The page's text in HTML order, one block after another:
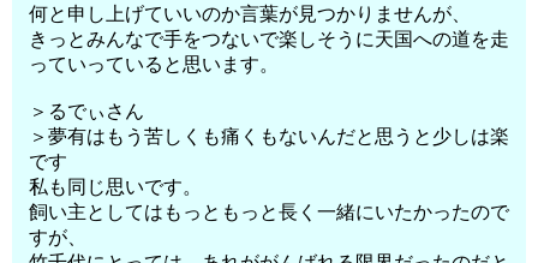
何と申し上げていいのか言葉が見つかりませんが、
きっとみんなで手をつないで楽しそうに天国への道を走
っていっていると思います。
＞るでぃさん
＞夢有はもう苦しくも痛くもないんだと思うと少しは楽
です
私も同じ思いです。
飼い主としてはもっともっと長く一緒にいたかったので
すが、